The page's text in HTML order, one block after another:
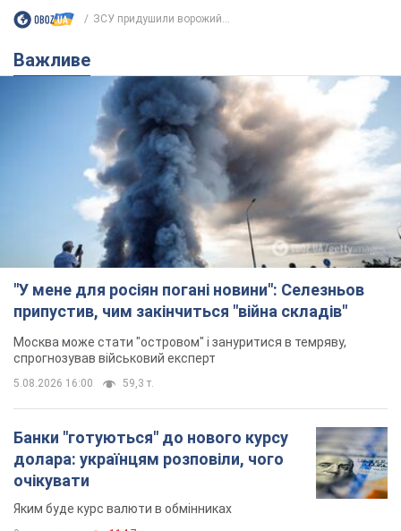
припустив, чим закінчиться "війна складів"
Москва може стати "островом" і зануритися в темряву,
спрогнозував військовий експерт
59,3 т.
Банки "готуються" до нового курсу
долара: українцям розповіли, чого
Яким буде курс валюти в обмінниках
9 годин тому 114,7 т.
"Джипінг руйнує екосистеми, які
формувалися сотні років": у
Greenpeace забили на сполох
У високогір'ї розташовані альпійські та
комплекси, які формувалися протягом сотень років
10 годин тому 1,1 т.